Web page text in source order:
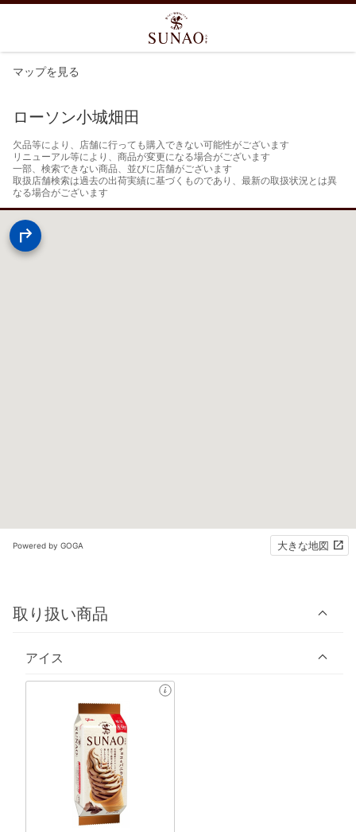
マップを見る
ローソン小城畑田
欠品等により、店舗に行っても購入できない可能性がございます
リニューアル等により、商品が変更になる場合がございます
一部、検索できない商品、並びに店舗がございます
取扱店舗検索は過去の出荷実績に基づくものであり、最新の取扱状況とは異
なる場合がございます
Powered by GOGA 大きな地図
取り扱い商品
アイス